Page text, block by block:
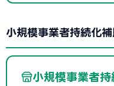
小規模事業者持続化
小規模事業者